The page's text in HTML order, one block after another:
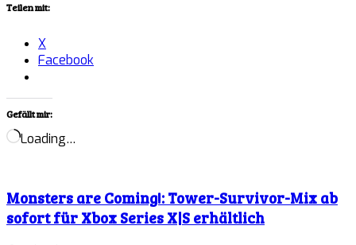
Teilen mit:
X
Facebook
Gefällt mir:
Loading…
Monsters are Coming!: Tower-Survivor-Mix ab
sofort für Xbox Series X|S erhältlich